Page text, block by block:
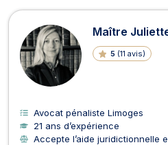
Maître
5 (11 avis)
Avocat pénaliste Limoges
21 ans d’expérience
Accepte l’aide juridictionnelle